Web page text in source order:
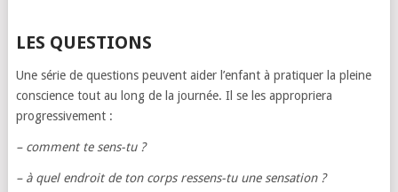
LES QUESTIONS
Une série de questions peuvent aider l’enfant à pratiquer la pleine
conscience tout au long de la journée. Il se les appropriera
progressivement :
– comment te sens-tu ?
– à quel endroit de ton corps ressens-tu une sensation ?